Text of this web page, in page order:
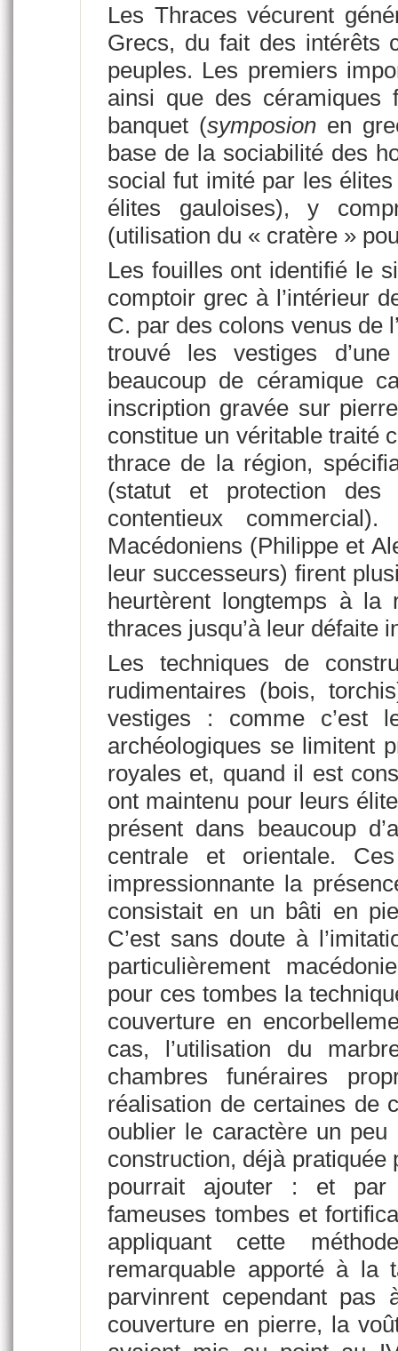
Les Thraces vécurent
Grecs, du fait des intérêts
peuples. Les premiers
ainsi que des céramiques
banquet (symposion en
base de la sociabilité des
social fut imité par les
élites gauloises), y
(utilisation du « cratère »
Les fouilles ont identifié le
comptoir grec à l’intérieur
C. par des colons venus de
trouvé les vestiges
beaucoup de céramique
inscription gravée sur
constitue un véritable traité
thrace de la région,
(statut et protection
contentieux
Macédoniens (Philippe et
leur successeurs) firent
heurtèrent longtemps à la
thraces jusqu’à leur défaite
Les techniques de
rudimentaires (bois,
vestiges : comme c’est
archéologiques se limitent
royales et, quand il est
ont maintenu pour leurs
présent dans beaucoup
centrale et orientale.
impressionnante la
consistait en un bâti en
C’est sans doute à
particulièrement
pour ces tombes la
couverture en
cas, l’utilisation du
chambres funéraires
réalisation de certaines de
oublier le caractère un
construction, déjà
pourrait ajouter : et par
fameuses tombes et
appliquant cette
remarquable apporté à la
parvinrent cependant
couverture en pierre, la